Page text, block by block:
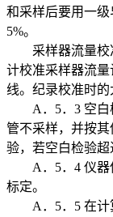
和采样后要用一
5%。
采样器流量校
计校准采样器流
线。纪录校准时的
A．5．3 空白
管不采样，并按
验，若空白检验超
A．5．4 仪器
标定。
A．5．5 在计